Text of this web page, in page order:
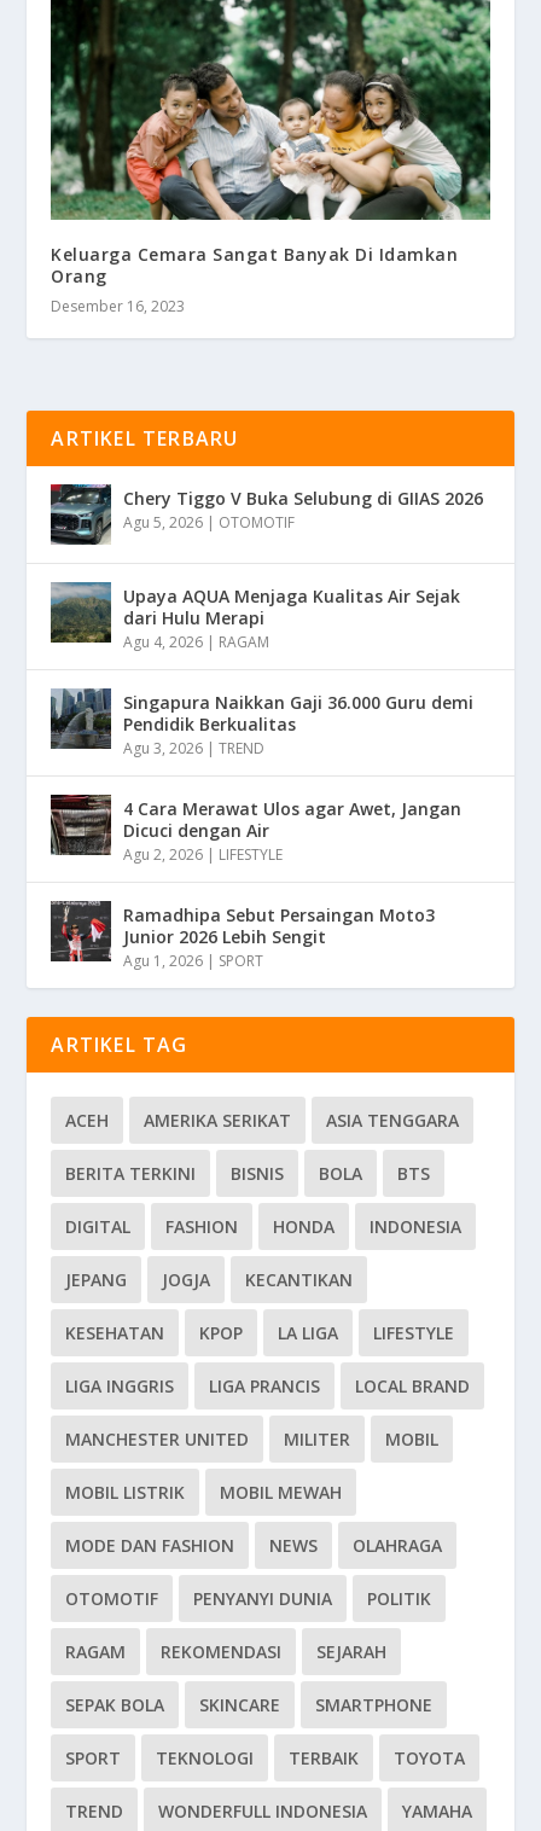
Keluarga Cemara Sangat Banyak Di Idamkan
Orang
Desember 16, 2023
ARTIKEL TERBARU
Chery Tiggo V Buka Selubung di GIIAS 2026
Agu 5, 2026 | OTOMOTIF
Upaya AQUA Menjaga Kualitas Air Sejak
dari Hulu Merapi
Agu 4, 2026 | RAGAM
Singapura Naikkan Gaji 36.000 Guru demi
Pendidik Berkualitas
Agu 3, 2026 |TREND
4 Cara Merawat Ulos agar Awet, Jangan
Dicuci dengan Air
Agu 2, 2026 | LIFESTYLE
Ramadhipa Sebut Persaingan Moto3
Junior 2026 Lebih Sengit
Agu 1, 2026 | SPORT
ARTIKEL TAG
ACEH AMERIKA SERIKAT ASIA TENGGARA
BERITA TERKINI BISNIS BOLA BTS
DIGITAL FASHION HONDA INDONESIA
JEPANG JOGJA KECANTIKAN
KESEHATAN KPOP LA LIGA LIFESTYLE
LIGA INGGRIS LIGA PRANCIS LOCAL BRAND
MANCHESTER UNITED MILITER MOBIL
MOBIL LISTRIK MOBIL MEWAH
MODE DAN FASHION NEWS OLAHRAGA
OTOMOTIF PENYANYI DUNIA POLITIK
RAGAM REKOMENDASI SEJARAH
SEPAK BOLA SKINCARE SMARTPHONE
SPORT TEKNOLOGI TERBAIK TOYOTA
TREND WONDERFULL INDONESIA YAMAHA